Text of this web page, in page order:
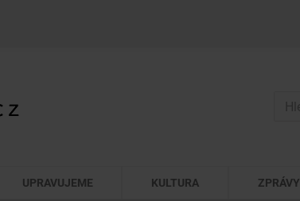
UPRAVUJEME KULTURA ZPRÁVY